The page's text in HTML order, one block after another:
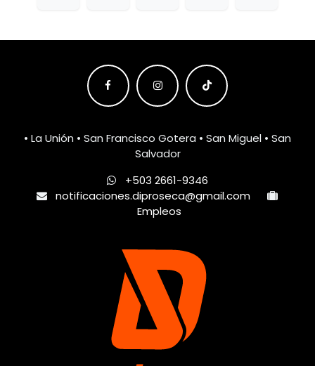
• La Unión • San Francisco Gotera • San Miguel • San
Salvador
+503 2661-9346
notificaciones.diproseca@gmail.com
Empleos